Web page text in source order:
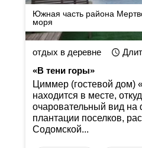
Южная часть района
моря
отдых в деревне
«В тени горы»
Циммер (гостевой дом)
находится в месте,
очаровательный вид
плантации поселков,
Содомской...